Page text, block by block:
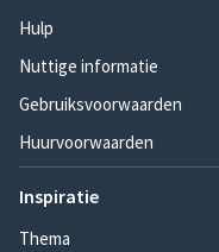
Hulp
Nuttige informatie
Gebruiksvoorwaarden
Huurvoorwaarden
Inspiratie
Thema